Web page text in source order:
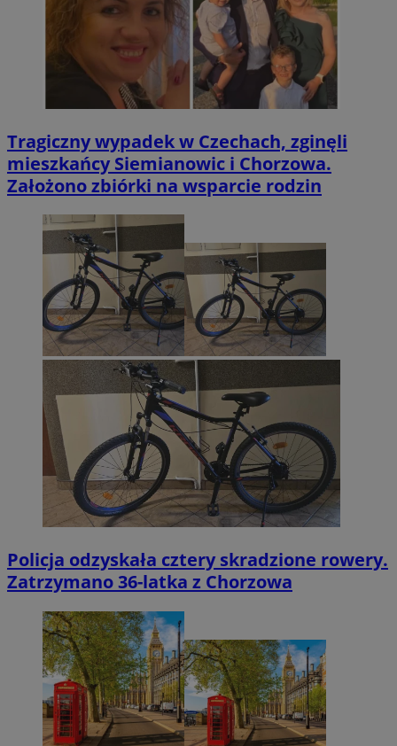
Tragiczny wypadek w Czechach, zginęli
mieszkańcy Siemianowic i Chorzowa.
Założono zbiórki na wsparcie rodzin
Policja odzyskała cztery skradzione rowery.
Zatrzymano 36-latka z Chorzowa